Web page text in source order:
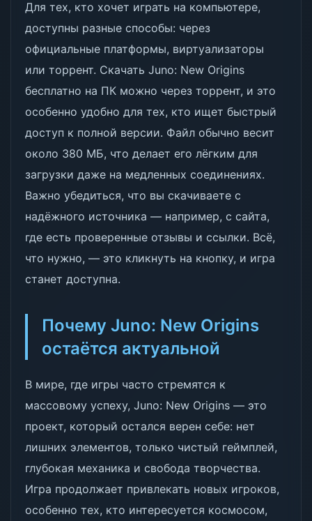
Для тех, кто хочет играть на компьютере,
доступны разные способы: через
официальные платформы, виртуализаторы
или торрент. Скачать Juno: New Origins
бесплатно на ПК можно через торрент, и это
особенно удобно для тех, кто ищет быстрый
доступ к полной версии. Файл обычно весит
около 380 МБ, что делает его лёгким для
загрузки даже на медленных соединениях.
Важно убедиться, что вы скачиваете с
надёжного источника — например, с сайта,
где есть проверенные отзывы и ссылки. Всё,
что нужно, — это кликнуть на кнопку, и игра
станет доступна.
Почему Juno: New Origins
остаётся актуальной
В мире, где игры часто стремятся к
массовому успеху, Juno: New Origins — это
проект, который остался верен себе: нет
лишних элементов, только чистый геймплей,
глубокая механика и свобода творчества.
Игра продолжает привлекать новых игроков,
особенно тех, кто интересуется космосом,